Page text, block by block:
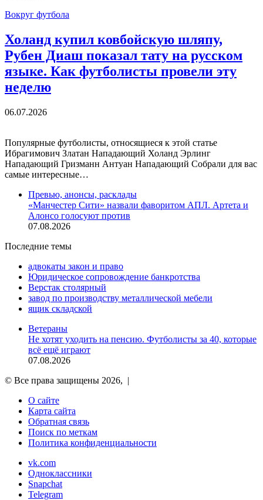
Вокруг футбола
Холанд купил ковбойскую шляпу,
Рубен Диаш показал тату на русском
языке. Как футболисты провели эту
неделю
06.07.2026
Популярные футболисты, относящиеся к этой статье
Ибрагимович Златан Нападающий Холанд Эрлинг
Нападающий Гризманн Антуан Нападающий Собрали для вас
самые интересные…
Превью, анонсы, расклады
«Манчестер Сити» назвали фаворитом АПЛ. Артета и
Алонсо голосуют против
07.08.2026
Последние темы
адвокаты закон и право
Юридическое сопровождение банкротства
Верстак столярный
завод по производству металлической мебели
ящик складской
Ветераны
Не хотят уходить на пенсию. Футболисты за 40, которые
всё ещё играют
07.08.2026
© Все права защищены 2026, |
О сайте
Карта сайта
Обратная связь
Поиск по меткам
Политика конфиденциальности
vk.com
Одноклассники
Snapchat
Telegram